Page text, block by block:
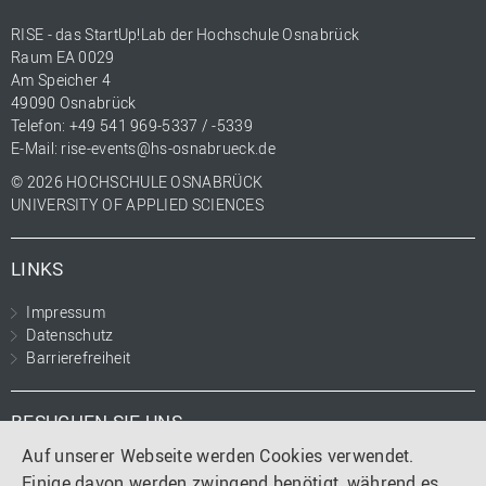
Auf unserer Webseite werden Cookies verwendet.
RISE - das StartUp!Lab der Hochschule Osnabrück
Raum EA 0029
Am Speicher 4
49090 Osnabrück
Telefon: +49 541 969-5337 / -5339
E-Mail: rise-events@hs-osnabrueck.de
© 2026 HOCHSCHULE OSNABRÜCK
UNIVERSITY OF APPLIED SCIENCES
LINKS
Impressum
Datenschutz
Barrierefreiheit
BESUCHEN SIE UNS
Instagram
LinkedIn